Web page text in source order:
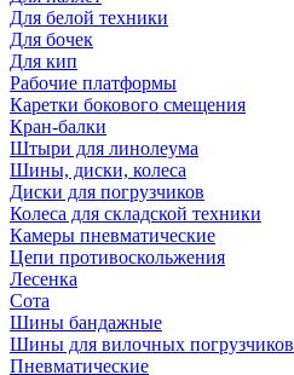
Для белой техники
Для бочек
Для кип
Рабочие платформы
Каретки бокового смещения
Кран-балки
Штыри для линолеума
Шины, диски, колеса
Диски для погрузчиков
Колеса для складской техники
Камеры пневматические
Цепи противоскольжения
Лесенка
Сота
Шины бандажные
Шины для вилочных погрузчиков
Пневматические